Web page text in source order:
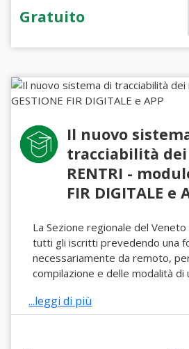
Gratuito
Il nuovo
tracciabilità
RENTRI -
FIR DIGITALE e
La Sezione regionale del
tutti gli iscritti prevedendo una
necessariamente da remoto,
compilazione e delle modalità di
...leggi di più